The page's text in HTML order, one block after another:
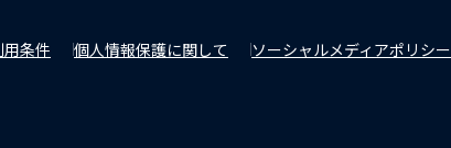
条件 個人情報保護に関して ソーシャルメディアポリシー